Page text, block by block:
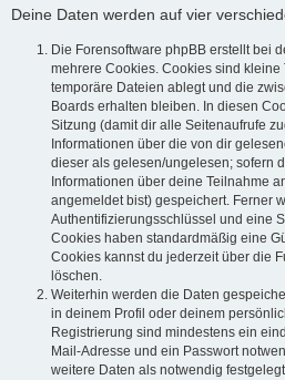
Deine Daten werden auf vier
Die Forensoftware phpBB erstellt bei
mehrere Cookies. Cookies sind
temporäre Dateien ablegt und die
Boards erhalten bleiben. In diesen
Sitzung (damit dir alle Seitenaufrufe
Informationen über die von dir
dieser als gelesen/ungelesen; sofern
Informationen über deine Teilnahme
angemeldet bist) gespeichert. Ferner
Authentifizierungsschlüssel und eine
Cookies haben standardmäßig eine
Cookies kannst du jederzeit über die
löschen.
Weiterhin werden die Daten
in deinem Profil oder deinem
Registrierung sind mindestens ein
Mail-Adresse und ein Passwort
weitere Daten als notwendig